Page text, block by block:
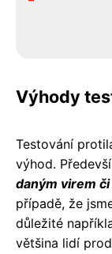
Výhody
Testování
výhod.
daným virem
případě, že
důležité
většina lidí